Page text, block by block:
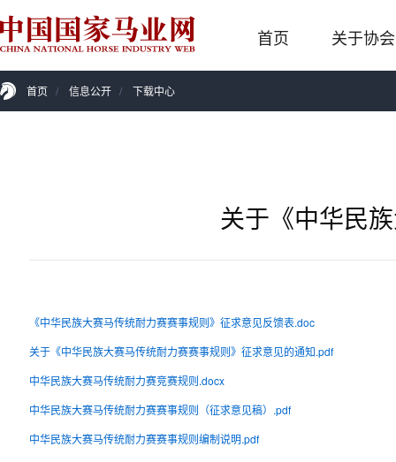
首页 关于协会
首页 / 信息公开 / 下载中心
关于《中华民
《中华民族大赛马传统耐力赛赛事规则》征求意见反馈表.doc
关于《中华民族大赛马传统耐力赛赛事规则》征求意见的通知.pdf
中华民族大赛马传统耐力赛竞赛规则.docx
中华民族大赛马传统耐力赛赛事规则（征求意见稿）.pdf
中华民族大赛马传统耐力赛赛事规则编制说明.pdf